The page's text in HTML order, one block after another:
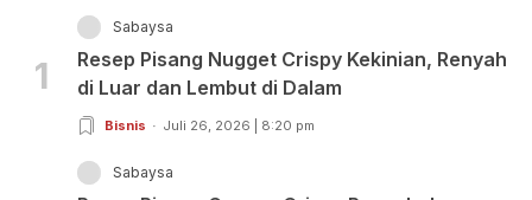
1
Sabaysa
Resep Pisang Nugget Crispy Kekinian, Renyah
di Luar dan Lembut di Dalam
Bisnis Juli 26, 2026 | 8:20 pm
Sabaysa